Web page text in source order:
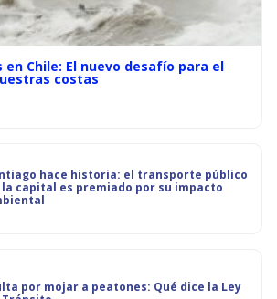
Chile: El nuevo desafío para el
costas
hace historia: el transporte público
la capital es premiado por su impacto
por mojar a peatones: Qué dice la Ley